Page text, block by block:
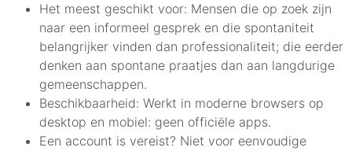
Het meest geschikt voor: Mensen die op zoek zijn
naar een informeel gesprek en die spontaniteit
belangrijker vinden dan professionaliteit; die eerder
denken aan spontane praatjes dan aan langdurige
gemeenschappen.
Beschikbaarheid: Werkt in moderne browsers op
desktop en mobiel: geen officiële apps.
Een account is vereist? Niet voor eenvoudige